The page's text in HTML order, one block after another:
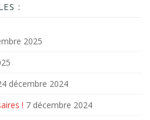
:
2025
décembre 2024
! 7 décembre 2024